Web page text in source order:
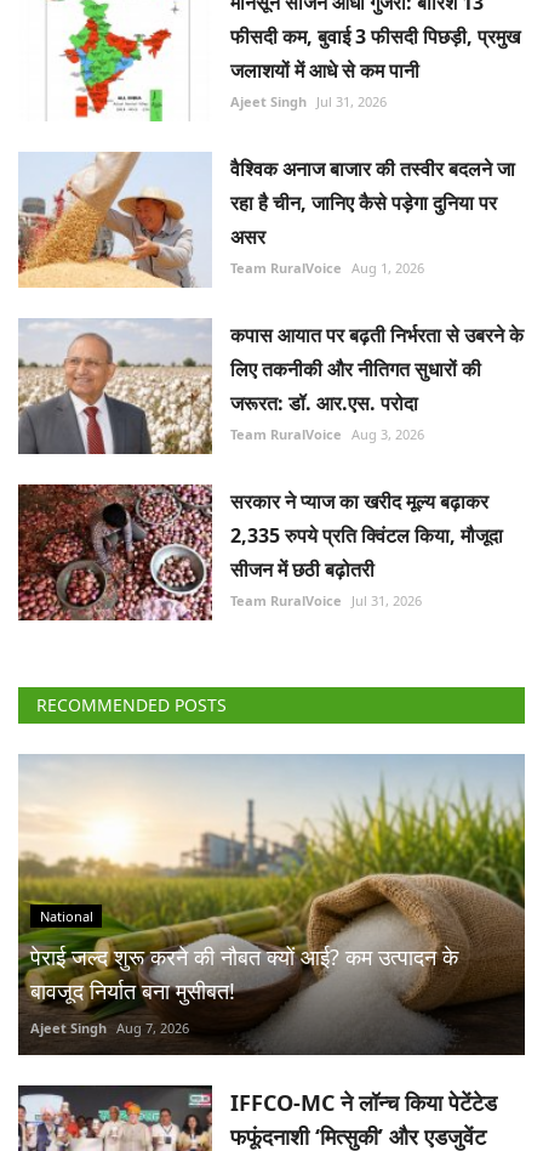
फीसदी कम, बुवाई 3 फीसदी पिछड़ी, प्रमुख
जलाशयों में आधे से कम पानी
Ajeet Singh Jul 31, 2026
वैश्विक अनाज बाजार की तस्वीर बदलने जा
रहा है चीन, जानिए कैसे पड़ेगा दुनिया पर
असर
Team RuralVoice Aug 1, 2026
कपास आयात पर बढ़ती निर्भरता से उबरने के
लिए तकनीकी और नीतिगत सुधारों की
जरूरत: डॉ. आर.एस. परोदा
Team RuralVoice Aug 3, 2026
सरकार ने प्याज का खरीद मूल्य बढ़ाकर
2,335 रुपये प्रति क्विंटल किया, मौजूदा
सीजन में छठी बढ़ोतरी
Team RuralVoice Jul 31, 2026
RECOMMENDED POSTS
National
पेराई जल्द शुरू करने की नौबत क्यों आई? कम उत्पादन के
बावजूद निर्यात बना मुसीबत!
Ajeet Singh Aug 7, 2026
IFFCO-MC ने लॉन्च किया पेटेंटेड
फफूंदनाशी ‘मित्सुकी’ और एडजुवेंट